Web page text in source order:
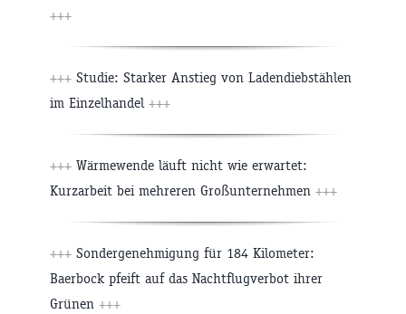
+++
+++ Studie: Starker Anstieg von Ladendiebstählen
im Einzelhandel +++
+++ Wärmewende läuft nicht wie erwartet:
Kurzarbeit bei mehreren Großunternehmen +++
+++ Sondergenehmigung für 184 Kilometer:
Baerbock pfeift auf das Nachtflugverbot ihrer
Grünen +++